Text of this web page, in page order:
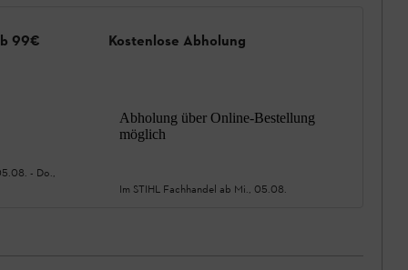
99€
- Do.,
Kostenlose Abholung
Abholung über Online-Bestellung
möglich
Im STIHL Fachhandel ab Mi., 05.08.